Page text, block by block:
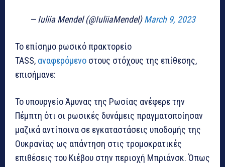
— Iuliia Mendel (@IuliiaMendel)March 9, 2023
Το επίσημο ρωσικό πρακτορείο
TASS, αναφερόμενο στους στόχους της επίθεσης,
επισήμανε:
Το υπουργείο Άμυνας της Ρωσίας ανέφερε την
Πέμπτη ότι οι ρωσικές δυνάμεις πραγματοποίησαν
μαζικά αντίποινα σε εγκαταστάσεις υποδομής της
Ουκρανίας ως απάντηση στις τρομοκρατικές
επιθέσεις του Κιέβου στην περιοχή Μπριάνσκ. Όπως